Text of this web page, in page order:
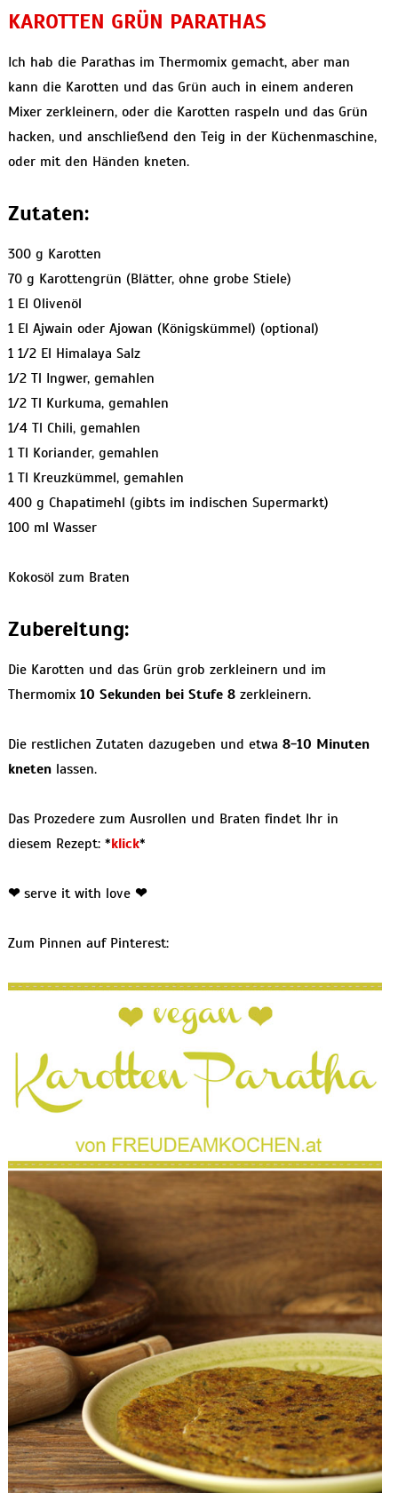
KAROTTEN GRÜN PARATHAS
Ich hab die Parathas im Thermomix gemacht, aber man
kann die Karotten und das Grün auch in einem anderen
Mixer zerkleinern, oder die Karotten raspeln und das Grün
hacken, und anschließend den Teig in der Küchenmaschine,
oder mit den Händen kneten.
Zutaten:
300 g Karotten
70 g Karottengrün (Blätter, ohne grobe Stiele)
1 El Olivenöl
1 El Ajwain oder Ajowan (Königskümmel) (optional)
1 1/2 El Himalaya Salz
1/2 Tl Ingwer, gemahlen
1/2 Tl Kurkuma, gemahlen
1/4 Tl Chili, gemahlen
1 Tl Koriander, gemahlen
1 Tl Kreuzkümmel, gemahlen
400 g Chapatimehl (gibts im indischen Supermarkt)
100 ml Wasser
Kokosöl zum Braten
Zubereitung:
Die Karotten und das Grün grob zerkleinern und im
Thermomix 10 Sekunden bei Stufe 8zerkleinern.
Die restlichen Zutaten dazugeben und etwa 8-10 Minuten
knetenlassen.
Das Prozedere zum Ausrollen und Braten findet Ihr in
diesem Rezept: *klick*
❤ serve it with love ❤
Zum Pinnen auf Pinterest: